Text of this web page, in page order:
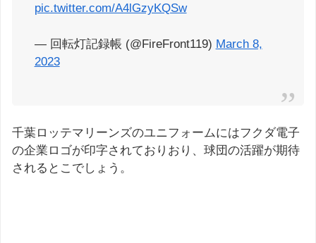
pic.twitter.com/A4lGzyKQSw
— 回転灯記録帳 (@FireFront119) March 8,
2023
千葉ロッテマリーンズのユニフォームにはフクダ電子
の企業ロゴが印字されておりおり、球団の活躍が期待
されるとこでしょう。